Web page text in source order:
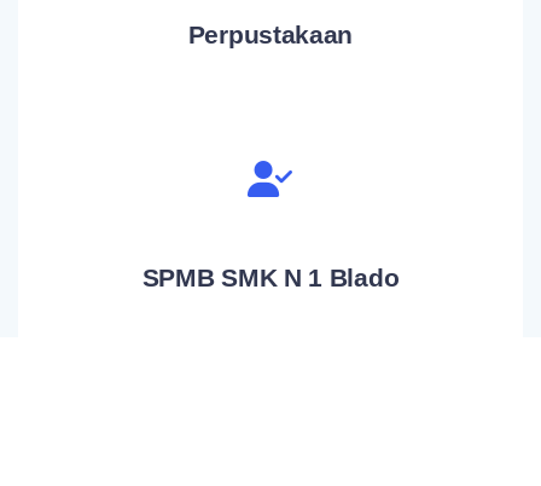
Perpustakaan
SPMB SMK N 1 Blado